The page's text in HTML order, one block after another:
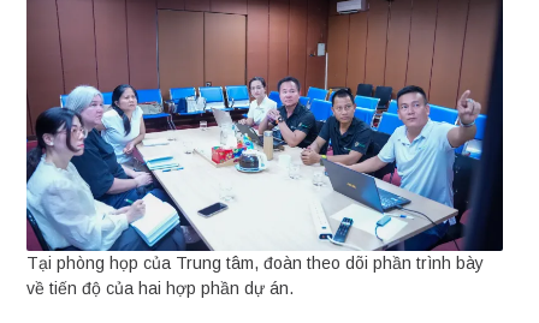
Tại phòng họp của Trung tâm, đoàn theo dõi phần trình bày
về tiến độ của hai hợp phần dự án.